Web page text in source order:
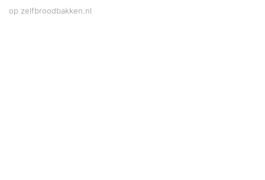
op zelfbroodbakken.nl